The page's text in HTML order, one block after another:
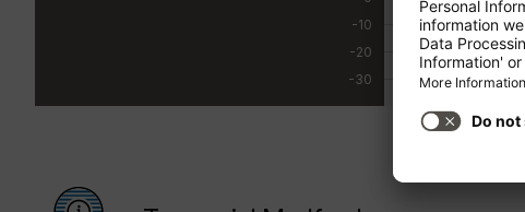
-10
-20
-30